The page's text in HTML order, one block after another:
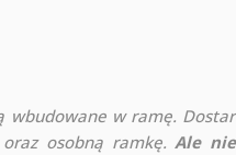
wbudowane w ramę.
osobną ramkę. Ale